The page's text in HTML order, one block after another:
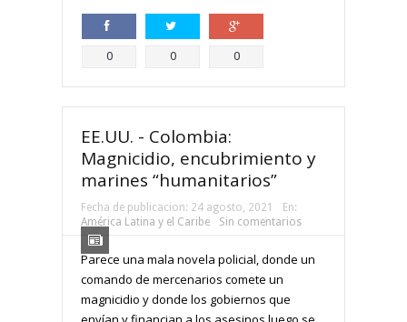
Compartir
0 Compartir
0 Compartir
0
EE.UU. - Colombia:
Magnicidio, encubrimiento y
marines “humanitarios”
Fecha de publicacion: 24 agosto, 2021
En:
América Latina y el Caribe
Sin comentarios
Parece una mala novela policial, donde un
comando de mercenarios comete un
magnicidio y donde los gobiernos que